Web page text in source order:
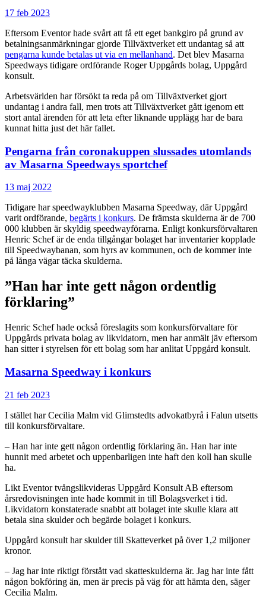
17 feb 2023
Eftersom Eventor hade svårt att få ett eget bankgiro på grund av
betalningsanmärkningar gjorde Tillväxtverket ett undantag så att
pengarna kunde betalas ut via en mellanhand. Det blev Masarna
Speedways tidigare ordförande Roger Uppgårds bolag, Uppgård
konsult.
Arbetsvärlden har försökt ta reda på om Tillväxtverket gjort
undantag i andra fall, men trots att Tillväxtverket gått igenom ett
stort antal ärenden för att leta efter liknande upplägg har de bara
kunnat hitta just det här fallet.
Pengarna från coronakuppen slussades utomlands
av Masarna Speedways sportchef
13 maj 2022
Tidigare har speedwayklubben Masarna Speedway, där Uppgård
varit ordförande, begärts i konkurs. De främsta skulderna är de 700
000 klubben är skyldig speedwayförarna. Enligt konkursförvaltaren
Henric Schef är de enda tillgångar bolaget har inventarier kopplade
till Speedwaybanan, som hyrs av kommunen, och de kommer inte
på långa vägar täcka skulderna.
”Han har inte gett någon ordentlig
förklaring”
Henric Schef hade också föreslagits som konkursförvaltare för
Uppgårds privata bolag av likvidatorn, men har anmält jäv eftersom
han sitter i styrelsen för ett bolag som har anlitat Uppgård konsult.
Masarna Speedway i konkurs
21 feb 2023
I stället har Cecilia Malm vid Glimstedts advokatbyrå i Falun utsetts
till konkursförvaltare.
– Han har inte gett någon ordentlig förklaring än. Han har inte
hunnit med arbetet och uppenbarligen inte haft den koll han skulle
ha.
Likt Eventor tvångslikvideras Uppgård Konsult AB eftersom
årsredovisningen inte hade kommit in till Bolagsverket i tid.
Likvidatorn konstaterade snabbt att bolaget inte skulle klara att
betala sina skulder och begärde bolaget i konkurs.
Uppgård konsult har skulder till Skatteverket på över 1,2 miljoner
kronor.
– Jag har inte riktigt förstått vad skatteskulderna är. Jag har inte fått
någon bokföring än, men är precis på väg för att hämta den, säger
Cecilia Malm.